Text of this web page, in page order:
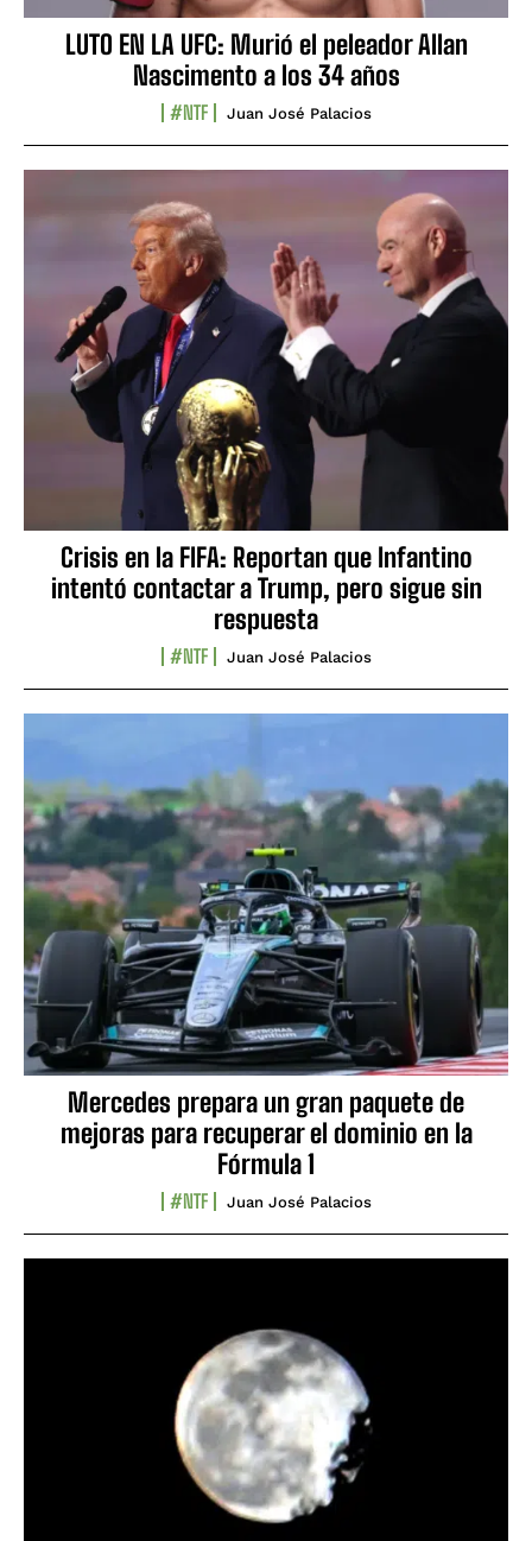
LUTO EN LA UFC: Murió el peleador Allan
Nascimento a los 34 años
#NTF Juan José Palacios
Crisis en la FIFA: Reportan que Infantino
intentó contactar a Trump, pero sigue sin
respuesta
#NTF Juan José Palacios
Mercedes prepara un gran paquete de
mejoras para recuperar el dominio en la
Fórmula 1
#NTF Juan José Palacios